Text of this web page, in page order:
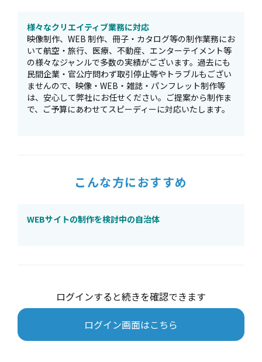
様々なクリエイティブ業務に対応
映像制作、WEB 制作、冊子・カタログ等の制作業務にお
いて航空・旅行、医療、不動産、エンターテイメント等
の様々なジャンルで多数の実績がございます。過去にも
民間企業・官公庁問わず取引停止等やトラブルもござい
ませんので、映像・WEB・雑誌・パンフレット制作等
は、安心して弊社にお任せください。ご提案から制作ま
で、ご予算にあわせてスピーディーに対応いたします。
こんな方におすすめ
WEBサイトの制作を検討中の自治体
ログインすると続きを確認できます
ログイン画面はこちら